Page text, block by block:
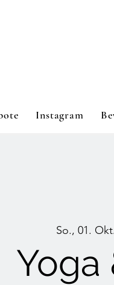
Instagram
So., 01. Okt.
Yoga